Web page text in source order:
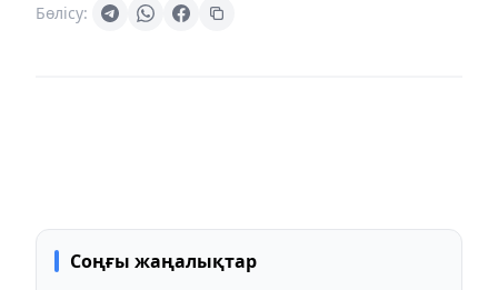
Бөлісу:
Соңғы жаңалықтар